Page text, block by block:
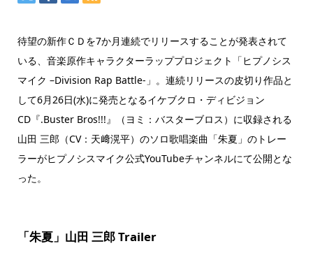
待望の新作ＣＤを7か月連続でリリースすることが発表されて
いる、音楽原作キャラクターラッププロジェクト「ヒプノシス
マイク –Division Rap Battle-」。連続リリースの皮切り作品と
して6月26日(水)に発売となるイケブクロ・ディビジョン
CD『.Buster Bros!!!』（ヨミ：バスターブロス）に収録される
山田 三郎（CV：天﨑滉平）のソロ歌唱楽曲「朱夏」のトレー
ラーがヒプノシスマイク公式YouTubeチャンネルにて公開とな
った。
「朱夏」山田 三郎 Trailer